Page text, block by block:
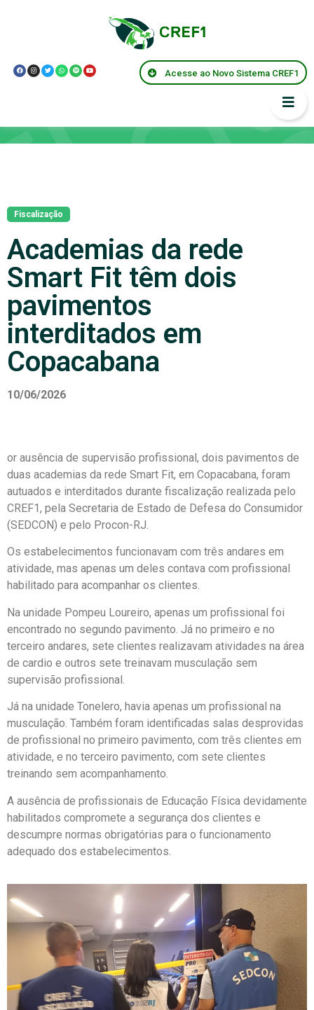
Acesse ao Novo Sistema CREF1
Fiscalização
Academias da rede
Smart Fit têm dois
pavimentos
interditados em
Copacabana
10/06/2026
or ausência de supervisão profissional, dois pavimentos de
duas academias da rede Smart Fit, em Copacabana, foram
autuados e interditados durante fiscalização realizada pelo
CREF1, pela Secretaria de Estado de Defesa do Consumidor
(SEDCON) e pelo Procon-RJ.
Os estabelecimentos funcionavam com três andares em
atividade, mas apenas um deles contava com profissional
habilitado para acompanhar os clientes.
Na unidade Pompeu Loureiro, apenas um profissional foi
encontrado no segundo pavimento. Já no primeiro e no
terceiro andares, sete clientes realizavam atividades na área
de cardio e outros sete treinavam musculação sem
supervisão profissional.
Já na unidade Tonelero, havia apenas um profissional na
musculação. Também foram identificadas salas desprovidas
de profissional no primeiro pavimento, com três clientes em
atividade, e no terceiro pavimento, com sete clientes
treinando sem acompanhamento.
A ausência de profissionais de Educação Física devidamente
habilitados compromete a segurança dos clientes e
descumpre normas obrigatórias para o funcionamento
adequado dos estabelecimentos.